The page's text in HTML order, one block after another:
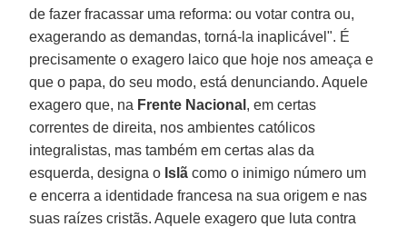
de fazer fracassar uma reforma: ou votar contra ou,
exagerando as demandas, torná-la inaplicável". É
precisamente o exagero laico que hoje nos ameaça e
que o papa, do seu modo, está denunciando. Aquele
exagero que, na Frente Nacional , em certas
correntes de direita, nos ambientes católicos
integralistas, mas também em certas alas da
esquerda, designa o Islã como o inimigo número um
e encerra a identidade francesa na sua origem e nas
suas raízes cristãs. Aquele exagero que luta contra